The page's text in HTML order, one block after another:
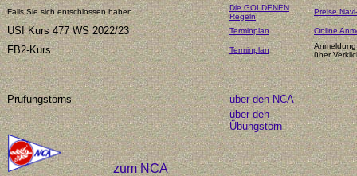
Falls Sie sich entschlossen haben
Die GOLDENEN
Regeln
Preise
USI Kurs 477 WS 2022/23 Terminplan Online
FB2-Kurs Terminplan
über
Prüfungstörns
über den NCA
über den
Übungstörn
zum NCA